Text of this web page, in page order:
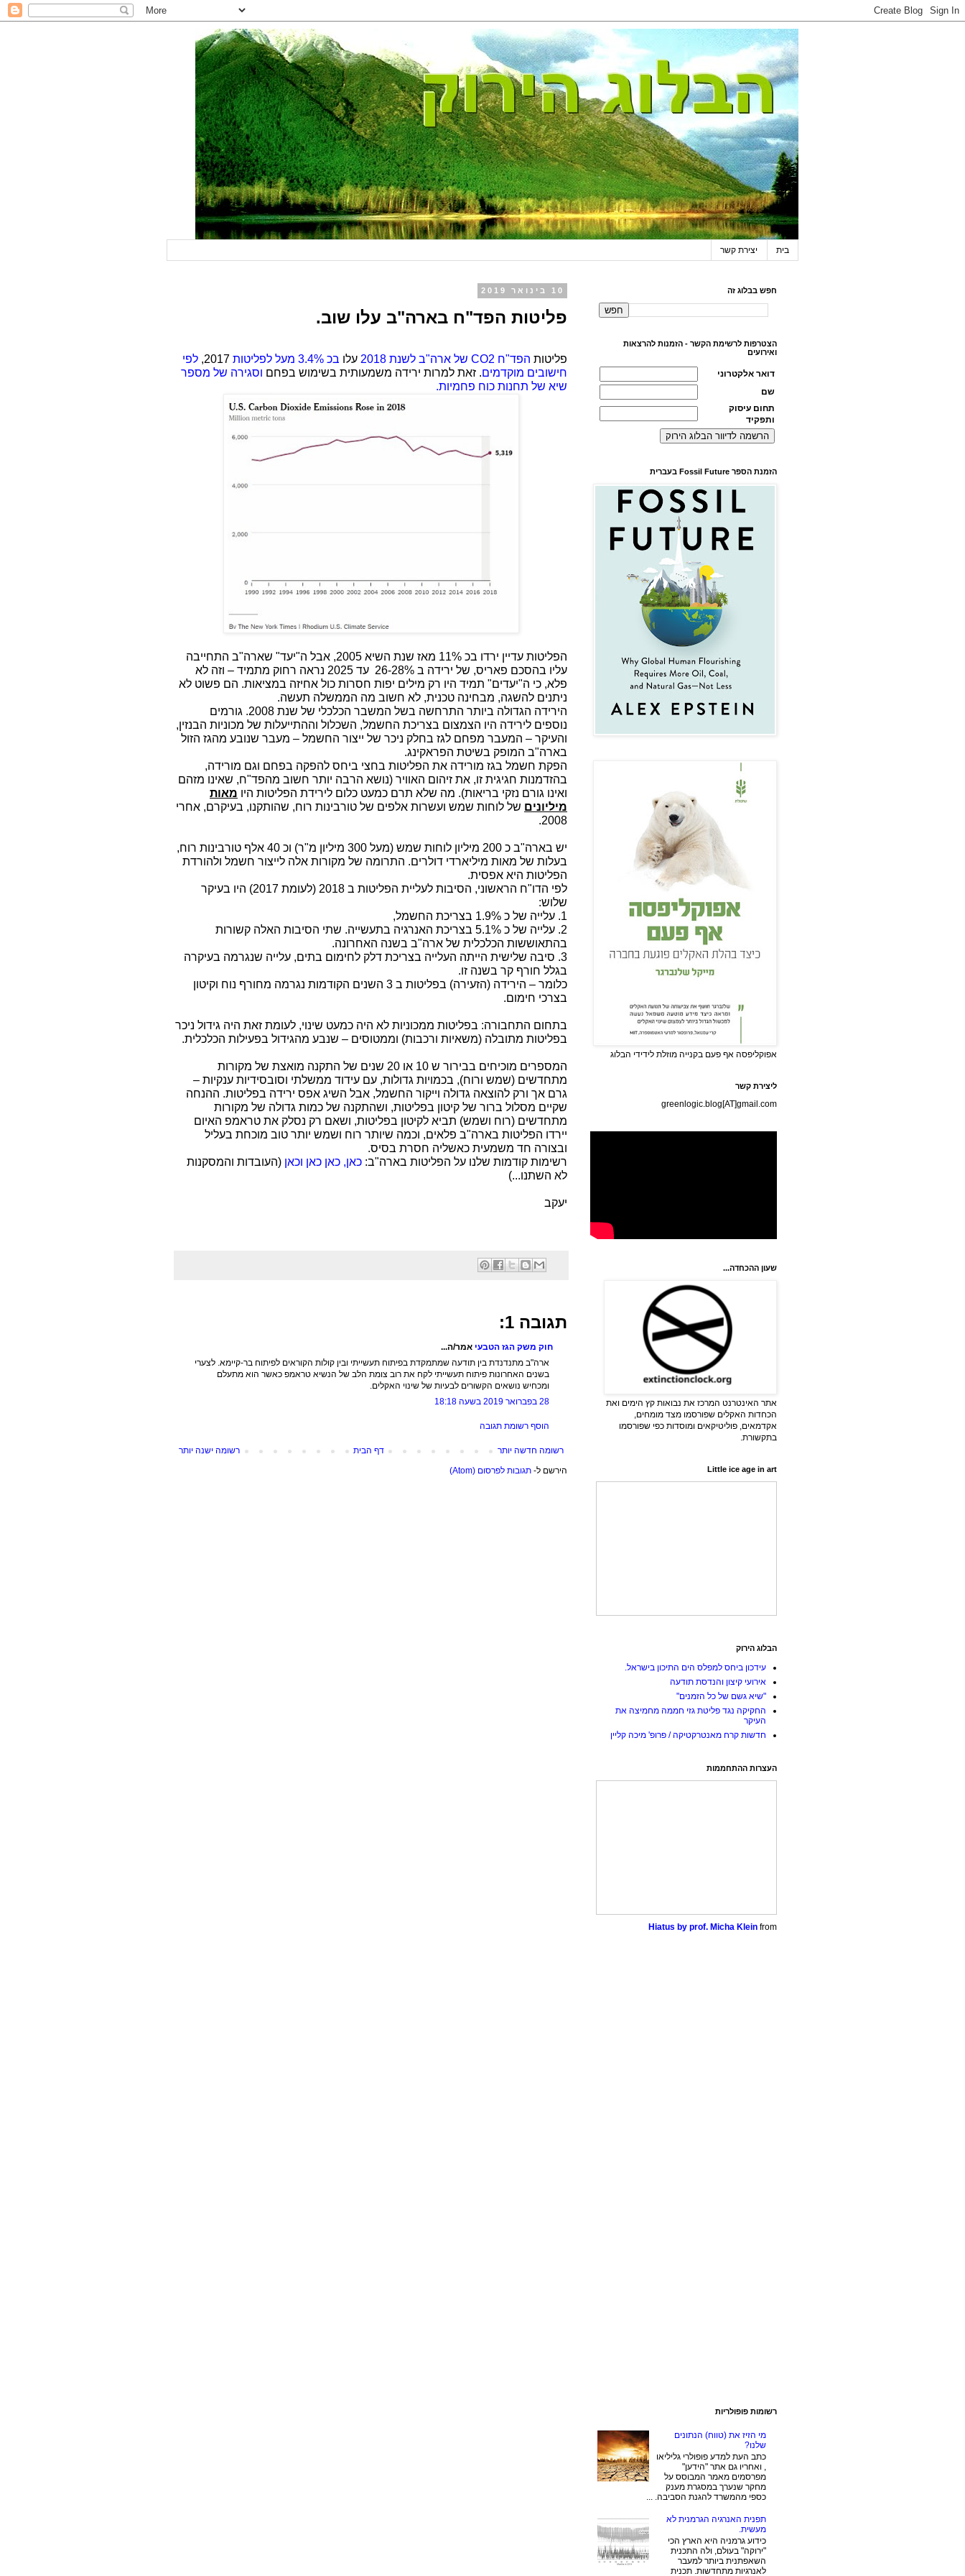
בית יצירת קשר
10 בינואר 2019
פליטות הפד"ח בארה"ב עלו שוב.
פליטות הפד"ח CO2 של ארה"ב לשנת 2018 עלו בכ 3.4% מעל לפליטות
לפי
חישובים מוקדמים. זאת למרות ירידה משמעותית בשימוש בפחם וסגירה של מספר
שיא של תחנות כוח פחמיות.
הפליטות עדיין ירדו בכ 11% מאז שנת השיא 2005, אבל ה"יעד" שארה"ב התחייבה
עליו בהסכם פאריס, של ירידה ב 26-28%
עד 2025 נראה רחוק מתמיד – וזה לא
פלא, כי ה"יעדים" תמיד היו רק מילים יפות חסרות כול אחיזה במציאות. הם פשוט לא
ניתנים להשגה, מבחינה טכנית, לא חשוב מה הממשלה תעשה.
הירידה הגדולה ביותר התרחשה בשל המשבר הכלכלי של שנת 2008. גורמים
נוספים לירידה היו הצמצום בצריכת החשמל, השכלול וההתייעלות של מכוניות הבנזין,
והעיקר – המעבר מפחם לגז בחלק ניכר של ייצור החשמל – מעבר שנובע מהגז הזול
בארה"ב המופק בשיטת הפראקינג.
הפקת חשמל בגז מורידה את הפליטות בחצי ביחס להפקה בפחם וגם מורידה,
בהזדמנות חגיגית זו, את זיהום האוויר (נושא הרבה יותר חשוב מהפד"ח, שאינו מזהם
ואינו גורם נזקי בריאות). מה שלא תרם כמעט כלום לירידת הפליטות היו מאות
מיליונים של לוחות שמש ועשרות אלפים של טורבינות רוח, שהותקנו, בעיקרם, אחרי
2008.
יש בארה"ב כ 200 מיליון לוחות שמש (מעל 300 מיליון מ"ר) וכ 40 אלף טורבינות רוח,
בעלות של מאות מיליארדי דולרים. התרומה של מקורות אלה לייצור חשמל ולהורדת
הפליטות היא אפסית.
לפי הדו"ח הראשוני, הסיבות לעליית הפליטות ב 2018 (לעומת 2017) היו בעיקר
שלוש:
1. עלייה של כ 1.9% בצריכת החשמל,
2. עלייה של כ 5.1% בצריכת האנרגיה בתעשייה. שתי הסיבות האלה קשורות
בהתאוששות הכלכלית של ארה"ב בשנה האחרונה.
3. סיבה שלישית הייתה העלייה בצריכת דלק לחימום בתים, עלייה שנגרמה בעיקרה
בגלל חורף קר בשנה זו.
כלומר – הירידה (הזעירה) בפליטות ב 3 השנים הקודמות נגרמה מחורף נוח וקיטון
בצרכי חימום.
בתחום התחבורה: בפליטות ממכוניות לא היה כמעט שינוי, לעומת זאת היה גידול ניכר
בפליטות מתובלה (משאיות ורכבות) וממטוסים – שנבע מהגידול בפעילות הכלכלית.
המספרים מוכיחים בבירור ש 10 או 20 שנים של התקנה מואצת של מקורות
מתחדשים (שמש ורוח), בכמויות גדולות, עם עידוד ממשלתי וסובסידיות ענקיות –
גרם אך ורק להוצאה גדולה וייקור החשמל, אבל השיג אפס ירידה בפליטות. ההנחה
שקיים מסלול ברור של קיטון בפליטות, ושהתקנה של כמות גדולה של מקורות
מתחדשים (רוח ושמש) תביא לקיטון בפליטות, ושאם רק נסלק את טראמפ האיום
יירדו הפליטות בארה"ב פלאים, וכמה שיותר רוח ושמש יותר טוב מוכחת בעליל
ובצורה חד משמעית כאשליה חסרת בסיס.
רשימות קודמות שלנו על הפליטות בארה"ב: כאן, כאן כאן וכאן (העובדות והמסקנות
לא השתנו...)
יעקב
תגובה 1:
חוק משק הגז הטבעי אמר/ה...
ארה"ב מתנדנדת בין תודעה שמתמקדת בפיתוח תעשייתי ובין קולות הקוראים לפיתוח בר-קיימא. לצערי
בשנים האחרונות פיתוח תעשייתי לקח את רוב צומת הלב של הנשיא טראמפ כאשר הוא מתעלם
ומכחיש נושאים הקשורים לבעיות של שינוי האקלים.
28 בפברואר 2019 בשעה 18:18
הוסף רשומת תגובה
רשומה חדשה יותר רשומה ישנה יותר
דף הבית
הירשם ל- תגובות לפרסום (Atom)
חפש בבלוג זה
הצטרפות לרשימת הקשר - הזמנות להרצאות
ואירועים
דואר אלקטרוני
שם
תחום עיסוק
ותפקיד
הזמנת הספר Fossil Future בעברית
אפוקליפסה אף פעם בקנייה מוזלת לידידי הבלוג
ליצירת קשר
greenlogic.blog[AT]gmail.com
שעון ההכחדה...
אתר האינטרנט המרכז את נבואות קץ הימים ואת
הכחדות האקלים שפורסמו מצד מומחים,
אקדמאים, פוליטיקאים ומוסדות כפי שפורסמו
בתקשורת.
Little ice age in art
הבלוג הירוק
עידכון ביחס למפלס הים התיכון בישראל.
אירועי קיצון והנדסת תודעה
"שיא גשם של כל הזמנים"
החקיקה נגד פליטת גזי חממה מחמיצה את
העיקר
חדשות קרח מאנטרקטיקה / פרופ' מיכה קליין
העצרות ההתחממות
Hiatus by prof. Micha Klein from
רשומות פופולריות
מי הזיז את (טווח) הנתונים
שלנו?
כתב העת למדע פופולרי גליליאו
, ואחריו גם אתר "הידען"
מפרסמים מאמר המבוסס על
מחקר שנערך במסגרת מענק
כספי מהמשרד להגנת הסביבה. ...
תפנית האנרגיה הגרמנית לא
מעשית.
כידוע גרמניה היא הארץ הכי
"ירוקה" בעולם, ולה התכנית
השאפתנית ביותר למעבר
לאנרגיות מתחדשות. תכנית